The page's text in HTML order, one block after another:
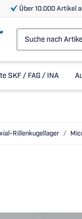
Über 10.000 Artikel
SKF / FAG / INA
Rillenkugellager